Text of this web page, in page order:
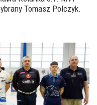
Tomasz Polczyk.